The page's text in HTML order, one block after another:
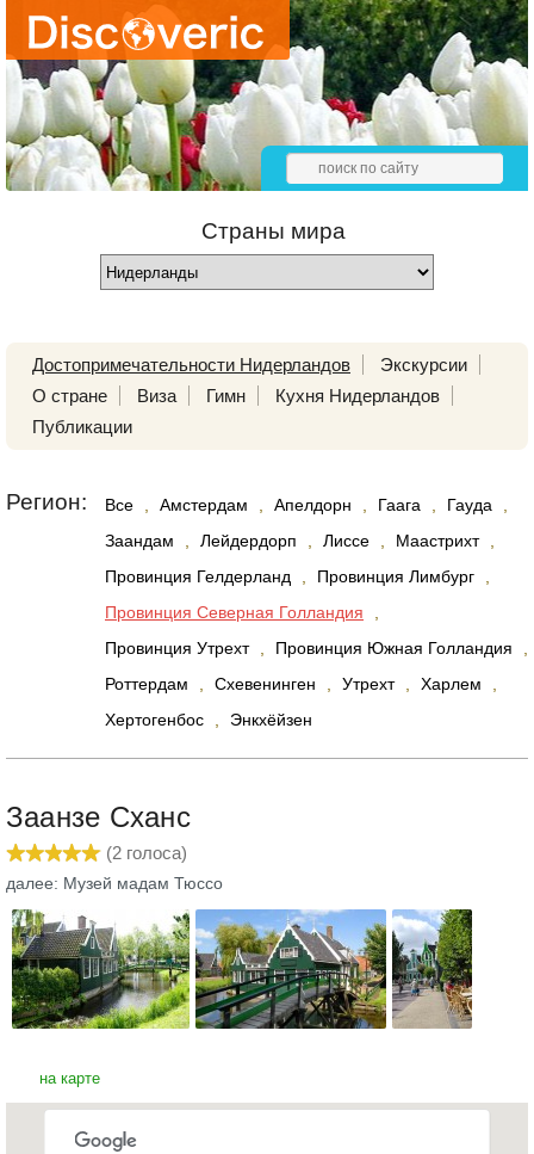
Страны мира
Достопримечательности Нидерландов
Экскурсии
О стране
Виза Гимн
Кухня Нидерландов
Публикации
Регион: Все Амстердам Апелдорн Гаага Гауда
Заандам
Лейдердорп Лиссе Маастрихт
Провинция Гелдерланд
Провинция Лимбург
Провинция Северная Голландия
Провинция Утрехт
Провинция Южная Голландия
Роттердам
Схевенинген Утрехт Харлем
Хертогенбос
Энкхёйзен
Заанзе Сханс
(2 голоса)
далее: Музей мадам Тюссо
на карте